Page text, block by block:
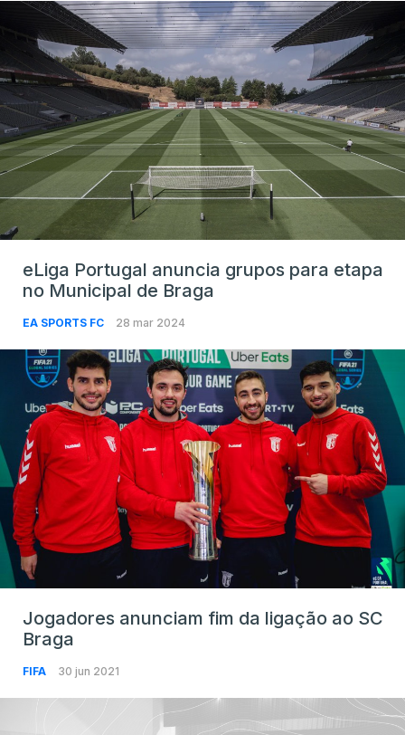
eLiga Portugal anuncia grupos para etapa
no Municipal de Braga
EA SPORTS FC 28 mar 2024
Jogadores anunciam fim da ligação ao SC
Braga
FIFA 30 jun 2021